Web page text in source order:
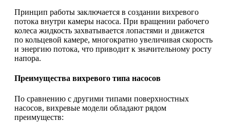
Принцип работы заключается в создании вихревого
потока внутри камеры насоса. При вращении рабочего
колеса жидкость захватывается лопастями и движется
по кольцевой камере, многократно увеличивая скорость
и энергию потока, что приводит к значительному росту
напора.
Преимущества вихревого типа насосов
По сравнению с другими типами поверхностных
насосов, вихревые модели обладают рядом
преимуществ: